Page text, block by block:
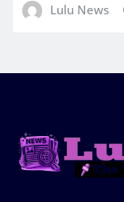
Lulu News